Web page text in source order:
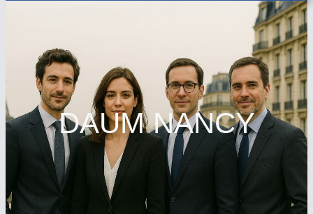
DAUM NANCY